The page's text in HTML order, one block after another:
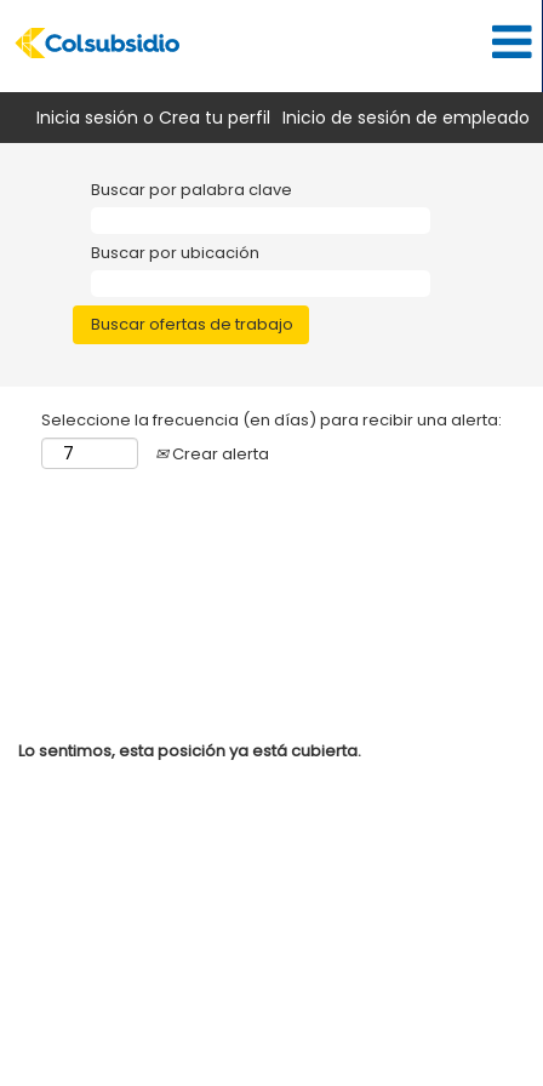
Inicia sesión o Crea tu perfil Inicio de sesión de empleado
Buscar por palabra clave
Buscar por ubicación
Seleccione la frecuencia (en días) para recibir una alerta:
Crear alerta
Lo sentimos, esta posición ya está cubierta.